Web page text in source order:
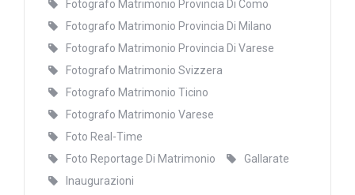
Fotografo Matrimonio Provincia Di Como
Fotografo Matrimonio Provincia Di Milano
Fotografo Matrimonio Provincia Di Varese
Fotografo Matrimonio Svizzera
Fotografo Matrimonio Ticino
Fotografo Matrimonio Varese
Foto Real-Time
Foto Reportage Di Matrimonio
Gallarate
Inaugurazioni